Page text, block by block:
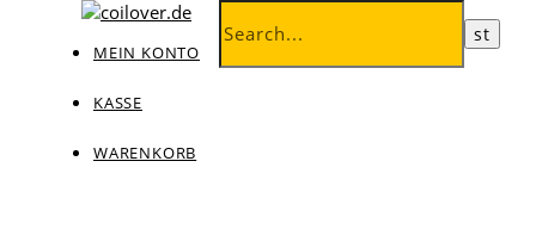
MEIN KONTO
KASSE
WARENKORB